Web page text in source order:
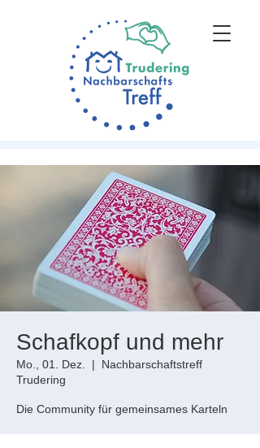
Schafkopf und mehr
Mo., 01. Dez.
  |
Nachbarschaftstreff
Trudering
Die Community für gemeinsames Karteln